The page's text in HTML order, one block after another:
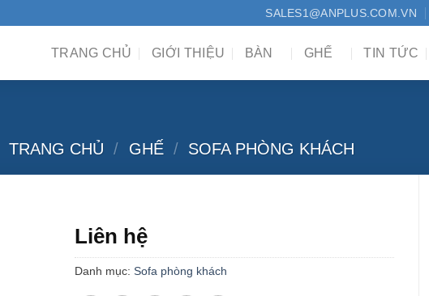
SALES1@ANPLUS.COM.VN
TRANG CHỦ GIỚI THIỆU BÀN GHẾ TIN TỨC
TRANG CHỦ / GHẾ / SOFA PHÒNG KHÁCH
Liên hệ
Danh mục:Sofa phòng khách